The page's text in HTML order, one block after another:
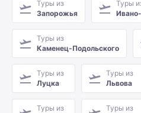
Туры из
Запорожья
Туры
Туры из
Каменец-Подольского
Туры из
Луцка
Туры из
Львова
Туры из
Туры из